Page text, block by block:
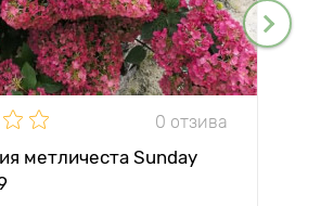
0 отзива
метличеста Sunday